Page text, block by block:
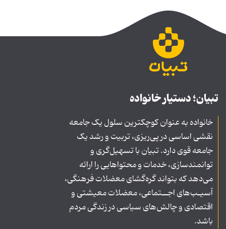
تبیان؛ دستیار خانواده
خانواده به عنوان کوچکترین سلول یک جامعه
نقشی اساسی در پی‌ریزی، تربیت و رشد یک
جامعه قوی دارد. تبیان با تسهیل‌گری و
توانمندسازی، خدمات و محتواهایی را ارائه
می‌دهد که بتواند گره‌گشای معضلات فرهنگی،
آسیـب‌های اجــتماعی، معضلات معیشتی و
اقتصادی و چالش‌های سیاسی در زندگی مردم
باشد.